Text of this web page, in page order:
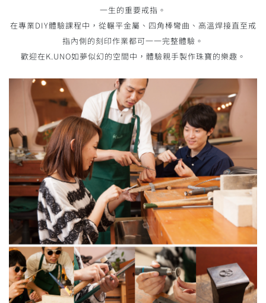
一生的重要戒指。
在專業DIY體驗課程中，從輾平金屬、四角棒彎曲、高溫焊接直至戒
指內側的刻印作業都可一一完整體驗。
歡迎在K.UNO如夢似幻的空間中，體驗親手製作珠寶的樂趣。